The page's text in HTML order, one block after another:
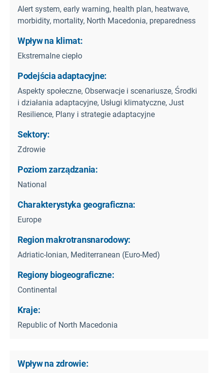
Alert system, early warning, health plan, heatwave,
morbidity, mortality, North Macedonia, preparedness
Wpływ na klimat:
Ekstremalne ciepło
Podejścia adaptacyjne:
Aspekty społeczne, Obserwacje i scenariusze, Środki
i działania adaptacyjne, Usługi klimatyczne, Just
Resilience, Plany i strategie adaptacyjne
Sektory:
Zdrowie
Poziom zarządzania:
National
Charakterystyka geograficzna:
Europe
Region makrotransnarodowy:
Adriatic-Ionian, Mediterranean (Euro-Med)
Regiony biogeograficzne:
Continental
Kraje:
Republic of North Macedonia
Wpływ na zdrowie: